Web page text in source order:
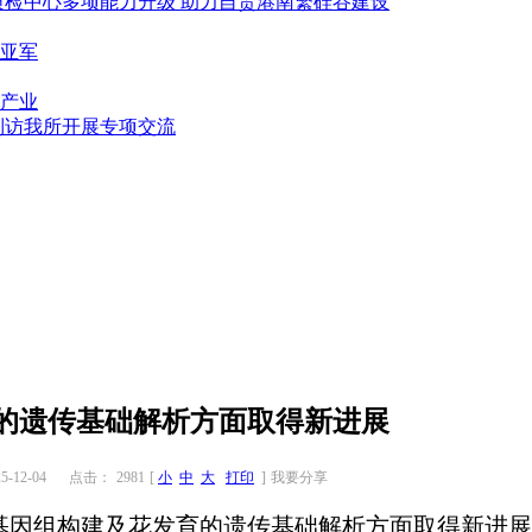
军
业
我所开展专项交流
遗传基础解析方面取得新进展
12-04 点击： 2981 [ 小 中 大 打印 ] 我要分享
组构建及花发育的遗传基础解析方面取得新进